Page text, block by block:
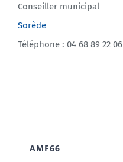
Conseiller municipal
Sorède
Téléphone : 04 68 89 22 06
AMF66